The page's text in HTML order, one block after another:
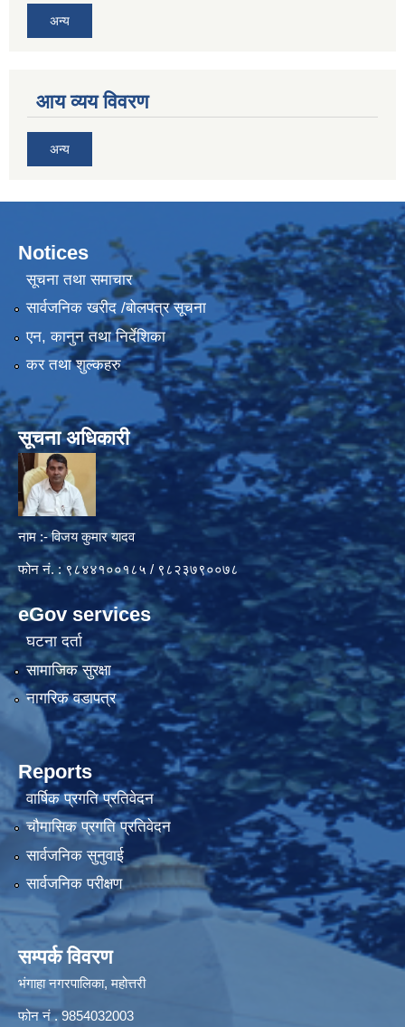
अन्य
आय व्यय विवरण
अन्य
Notices
सूचना तथा समाचार
सार्वजनिक खरीद /बोलपत्र सूचना
एन, कानुन तथा निर्देशिका
कर तथा शुल्कहरु
सूचना अधिकारी
नाम :- विजय कुमार यादव
फोन नं. : ९८४४१००१८५ / ९८२३७९००७८
eGov services
घटना दर्ता
सामाजिक सुरक्षा
नागरिक वडापत्र
Reports
वार्षिक प्रगति प्रतिवेदन
चौमासिक प्रगति प्रतिवेदन
सार्वजनिक सुनुवाई
सार्वजनिक परीक्षण
सम्पर्क विवरण
भंगाहा नगरपालिका, महोत्तरी
फोन नं . 9854032003